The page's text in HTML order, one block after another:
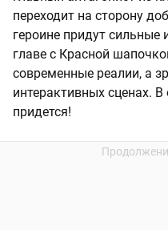
переходит на сторону
героине придут
главе с Красной
современные реалии, а
интерактивных сценах.
придется!